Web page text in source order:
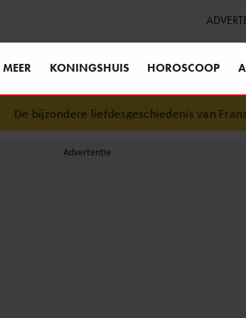
MEER KONINGSHUIS HOROSCOOP
De bijzondere liefdesgeschiedenis van Frans